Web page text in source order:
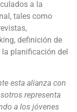
a la
tales como
definición de
planificación del
esta alianza con
representa
a los jóvenes